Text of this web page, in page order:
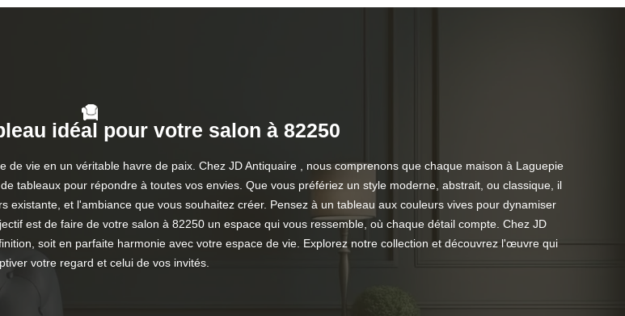
idéal pour votre salon à 82250
vie en un véritable havre de paix. Chez JD Antiquaire , nous comprenons que chaque maison à Laguepie
tableaux pour répondre à toutes vos envies. Que vous préfériez un style moderne, abstrait, ou classique, il
et l'ambiance que vous souhaitez créer. Pensez à un tableau aux couleurs vives pour dynamiser
est de faire de votre salon à 82250 un espace qui vous ressemble, où chaque détail compte. Chez JD
soit en parfaite harmonie avec votre espace de vie. Explorez notre collection et découvrez l'œuvre qui
votre regard et celui de vos invités.